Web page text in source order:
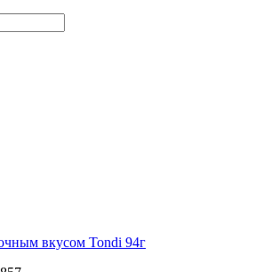
вкусом Tondi 94г